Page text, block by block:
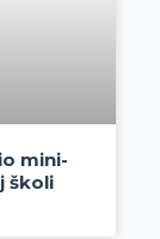
mini-
školi